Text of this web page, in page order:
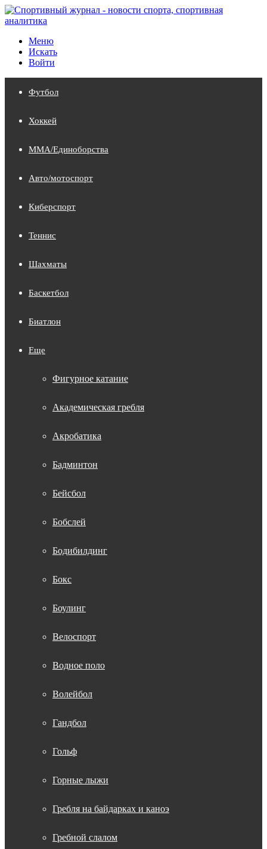
Меню
Искать
Войти
Футбол
Хоккей
MMA/Единоборства
Авто/мотоспорт
Киберспорт
Теннис
Шахматы
Баскетбол
Биатлон
Еще
Фигурное катание
Академическая гребля
Акробатика
Бадминтон
Бейсбол
Бобслей
Бодибилдинг
Бокс
Боулинг
Велоспорт
Водное поло
Волейбол
Гандбол
Гольф
Горные лыжи
Гребля на байдарках и каноэ
Гребной слалом